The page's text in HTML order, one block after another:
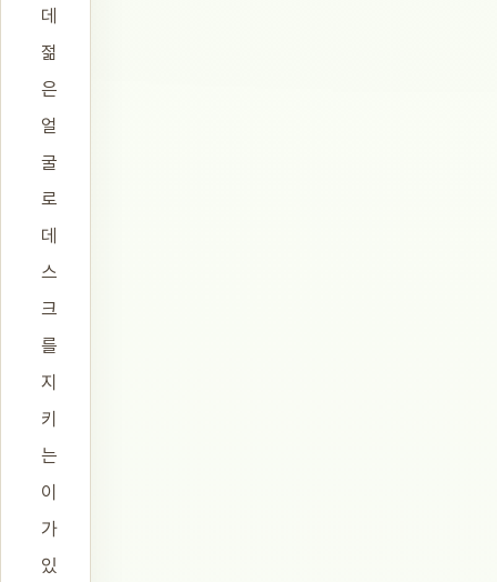
데
젊
은
얼
굴
로
데
스
크
를
지
키
는
이
가
있